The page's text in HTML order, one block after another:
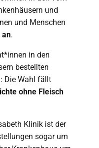
und
und Menschen
an.
in den
bestellten
Die Wahl fällt
ohne Fleisch
Klinik ist der
sogar um